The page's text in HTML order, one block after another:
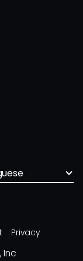
Privacy
Inc